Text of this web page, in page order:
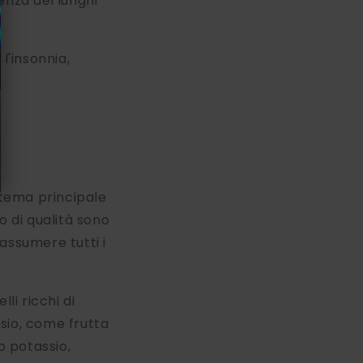
principale
di qualità sono
tutti i
ricchi di
come frutta
potassio,